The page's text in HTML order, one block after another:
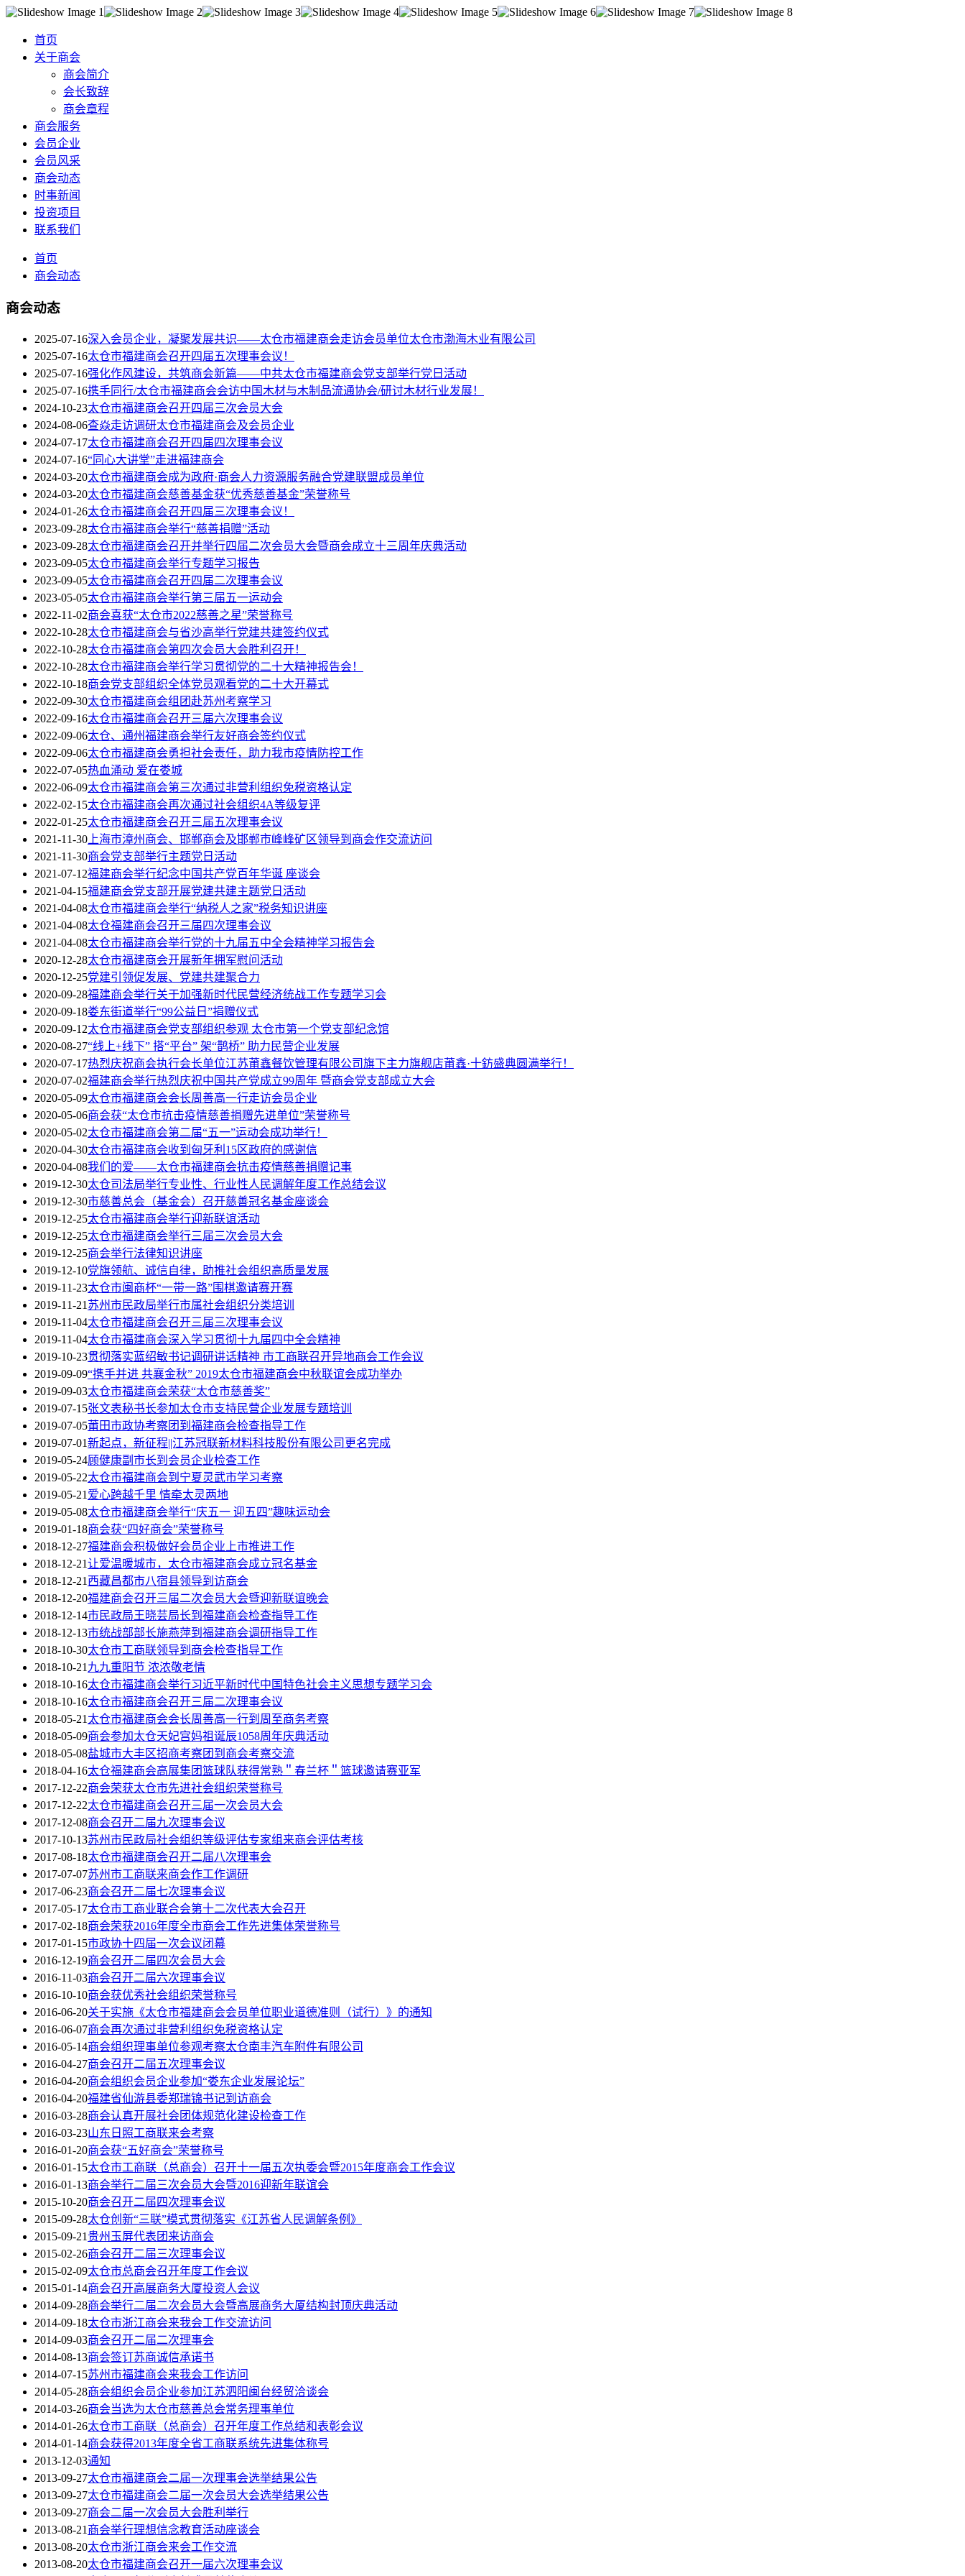
首页
关于商会
商会简介
会长致辞
商会章程
商会服务
会员企业
会员风采
商会动态
时事新闻
投资项目
联系我们
首页
商会动态
商会动态
2025-07-16深入会员企业，凝聚发展共识——太仓市福建商会走访会员单位太仓市渤海木业有限公司
2025-07-16太仓市福建商会召开四届五次理事会议！
2025-07-16强化作风建设，共筑商会新篇——中共太仓市福建商会党支部举行党日活动
2025-07-16携手同行/太仓市福建商会会访中国木材与木制品流通协会/研讨木材行业发展！
2024-10-23太仓市福建商会召开四届三次会员大会
2024-08-06查焱走访调研太仓市福建商会及会员企业
2024-07-17太仓市福建商会召开四届四次理事会议
2024-07-16“同心大讲堂”走进福建商会
2024-03-20太仓市福建商会成为政府·商会人力资源服务融合党建联盟成员单位
2024-03-20太仓市福建商会慈善基金获“优秀慈善基金”荣誉称号
2024-01-26太仓市福建商会召开四届三次理事会议！
2023-09-28太仓市福建商会举行“慈善捐赠”活动
2023-09-28太仓市福建商会召开并举行四届二次会员大会暨商会成立十三周年庆典活动
2023-09-05太仓市福建商会举行专题学习报告
2023-09-05太仓市福建商会召开四届二次理事会议
2023-05-05太仓市福建商会举行第三届五一运动会
2022-11-02商会喜获“太仓市2022慈善之星”荣誉称号
2022-10-28太仓市福建商会与省沙高举行党建共建签约仪式
2022-10-28太仓市福建商会第四次会员大会胜利召开！
2022-10-28太仓市福建商会举行学习贯彻党的二十大精神报告会！
2022-10-18商会党支部组织全体党员观看党的二十大开幕式
2022-09-30太仓市福建商会组团赴苏州考察学习
2022-09-16太仓市福建商会召开三届六次理事会议
2022-09-06太仓、通州福建商会举行友好商会签约仪式
2022-09-06太仓市福建商会勇担社会责任，助力我市疫情防控工作
2022-07-05热血涌动 爱在娄城
2022-06-09太仓市福建商会第三次通过非营利组织免税资格认定
2022-02-15太仓市福建商会再次通过社会组织4A等级复评
2022-01-25太仓市福建商会召开三届五次理事会议
2021-11-30上海市漳州商会、邯郸商会及邯郸市峰峰矿区领导到商会作交流访问
2021-11-30商会党支部举行主题党日活动
2021-07-12福建商会举行纪念中国共产党百年华诞 座谈会
2021-04-15福建商会党支部开展党建共建主题党日活动
2021-04-08太仓市福建商会举行“纳税人之家”税务知识讲座
2021-04-08太仓福建商会召开三届四次理事会议
2021-04-08太仓市福建商会举行党的十九届五中全会精神学习报告会
2020-12-28太仓市福建商会开展新年拥军慰问活动
2020-12-25党建引领促发展、党建共建聚合力
2020-09-28福建商会举行关于加强新时代民营经济统战工作专题学习会
2020-09-18娄东街道举行“99公益日”捐赠仪式
2020-09-12太仓市福建商会党支部组织参观 太仓市第一个党支部纪念馆
2020-08-27“线上+线下” 搭“平台” 架“鹊桥” 助力民营企业发展
2020-07-17热烈庆祝商会执行会长单位江苏莆鑫餐饮管理有限公司旗下主力旗舰店莆鑫·十鈁盛典圆满举行！
2020-07-02福建商会举行热烈庆祝中国共产党成立99周年 暨商会党支部成立大会
2020-05-09太仓市福建商会会长周善高一行走访会员企业
2020-05-06商会获“太仓市抗击疫情慈善捐赠先进单位”荣誉称号
2020-05-02太仓市福建商会第二届“五一”运动会成功举行！
2020-04-30太仓市福建商会收到匈牙利15区政府的感谢信
2020-04-08我们的爱——太仓市福建商会抗击疫情慈善捐赠记事
2019-12-30太仓司法局举行专业性、行业性人民调解年度工作总结会议
2019-12-30市慈善总会（基金会）召开慈善冠名基金座谈会
2019-12-25太仓市福建商会举行迎新联谊活动
2019-12-25太仓市福建商会举行三届三次会员大会
2019-12-25商会举行法律知识讲座
2019-12-10党旗领航、诚信自律，助推社会组织高质量发展
2019-11-23太仓市闽商杯“一带一路”围棋邀请赛开赛
2019-11-21苏州市民政局举行市属社会组织分类培训
2019-11-04太仓市福建商会召开三届三次理事会议
2019-11-04太仓市福建商会深入学习贯彻十九届四中全会精神
2019-10-23贯彻落实蓝绍敏书记调研讲话精神 市工商联召开异地商会工作会议
2019-09-09“携手并进 共襄金秋” 2019太仓市福建商会中秋联谊会成功举办
2019-09-03太仓市福建商会荣获“太仓市慈善奖”
2019-07-15张文表秘书长参加太仓市支持民营企业发展专题培训
2019-07-05莆田市政协考察团到福建商会检查指导工作
2019-07-01新起点，新征程||江苏冠联新材料科技股份有限公司更名完成
2019-05-24顾健康副市长到会员企业检查工作
2019-05-22太仓市福建商会到宁夏灵武市学习考察
2019-05-21爱心跨越千里 情牵太灵两地
2019-05-08太仓市福建商会举行“庆五一 迎五四”趣味运动会
2019-01-18商会获“四好商会”荣誉称号
2018-12-27福建商会积极做好会员企业上市推进工作
2018-12-21让爱温暖城市，太仓市福建商会成立冠名基金
2018-12-21西藏昌都市八宿县领导到访商会
2018-12-20福建商会召开三届二次会员大会暨迎新联谊晚会
2018-12-14市民政局王晓芸局长到福建商会检查指导工作
2018-12-13市统战部部长施燕萍到福建商会调研指导工作
2018-10-30太仓市工商联领导到商会检查指导工作
2018-10-21九九重阳节 浓浓敬老情
2018-10-16太仓市福建商会举行习近平新时代中国特色社会主义思想专题学习会
2018-10-16太仓市福建商会召开三届二次理事会议
2018-05-21太仓市福建商会会长周善高一行到周至商务考察
2018-05-09商会参加太仓天妃宫妈祖诞辰1058周年庆典活动
2018-05-08盐城市大丰区招商考察团到商会考察交流
2018-04-16太仓福建商会高展集团篮球队获得常熟＂春兰杯＂篮球邀请赛亚军
2017-12-22商会荣获太仓市先进社会组织荣誉称号
2017-12-22太仓市福建商会召开三届一次会员大会
2017-12-08商会召开二届九次理事会议
2017-10-13苏州市民政局社会组织等级评估专家组来商会评估考核
2017-08-18太仓市福建商会召开二届八次理事会
2017-07-07苏州市工商联来商会作工作调研
2017-06-23商会召开二届七次理事会议
2017-05-17太仓市工商业联合会第十二次代表大会召开
2017-02-18商会荣获2016年度全市商会工作先进集体荣誉称号
2017-01-15市政协十四届一次会议闭幕
2016-12-19商会召开二届四次会员大会
2016-11-03商会召开二届六次理事会议
2016-10-10商会获优秀社会组织荣誉称号
2016-06-20关于实施《太仓市福建商会会员单位职业道德准则（试行）》的通知
2016-06-07商会再次通过非营利组织免税资格认定
2016-05-14商会组织理事单位参观考察太仓南丰汽车附件有限公司
2016-04-27商会召开二届五次理事会议
2016-04-20商会组织会员企业参加“娄东企业发展论坛”
2016-04-20福建省仙游县委郑瑞锦书记到访商会
2016-03-28商会认真开展社会团体规范化建设检查工作
2016-03-23山东日照工商联来会考察
2016-01-20商会获“五好商会”荣誉称号
2016-01-15太仓市工商联（总商会）召开十一届五次执委会暨2015年度商会工作会议
2016-01-13商会举行二届三次会员大会暨2016迎新年联谊会
2015-10-20商会召开二届四次理事会议
2015-09-28太仓创新“三联”模式贯彻落实《江苏省人民调解条例》
2015-09-21贵州玉屏代表团来访商会
2015-02-26商会召开二届三次理事会议
2015-02-09太仓市总商会召开年度工作会议
2015-01-14商会召开高展商务大厦投资人会议
2014-09-28商会举行二届二次会员大会暨高展商务大厦结构封顶庆典活动
2014-09-18太仓市浙江商会来我会工作交流访问
2014-09-03商会召开二届二次理事会
2014-08-13商会签订苏商诚信承诺书
2014-07-15苏州市福建商会来我会工作访问
2014-05-28商会组织会员企业参加江苏泗阳闽台经贸洽谈会
2014-03-26商会当选为太仓市慈善总会常务理事单位
2014-01-26太仓市工商联（总商会）召开年度工作总结和表彰会议
2014-01-14商会获得2013年度全省工商联系统先进集体称号
2013-12-03通知
2013-09-27太仓市福建商会二届一次理事会选举结果公告
2013-09-27太仓市福建商会二届一次会员大会选举结果公告
2013-09-27商会二届一次会员大会胜利举行
2013-08-21商会举行理想信念教育活动座谈会
2013-08-20太仓市浙江商会来会工作交流
2013-08-20太仓市福建商会召开一届六次理事会议